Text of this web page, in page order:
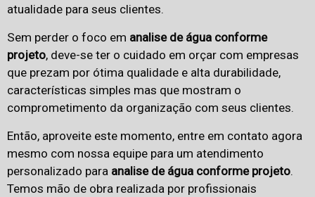
atualidade para seus clientes.
Sem perder o foco em analise de água conforme
projeto, deve-se ter o cuidado em orçar com empresas
que prezam por ótima qualidade e alta durabilidade,
características simples mas que mostram o
comprometimento da organização com seus clientes.
Então, aproveite este momento, entre em contato agora
mesmo com nossa equipe para um atendimento
personalizado para analise de água conforme projeto.
Temos mão de obra realizada por profissionais